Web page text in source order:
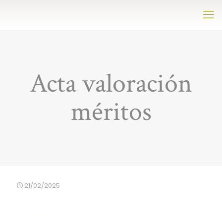
Acta valoración
méritos
21/02/2025